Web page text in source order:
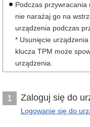
Podczas przywracania
nie narażaj go na
urządzenia podczas
* Usunięcie
klucza TPM może
urządzenia.
1 Zaloguj się do
Logowanie się do